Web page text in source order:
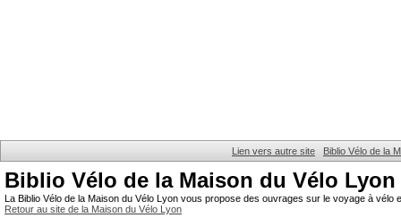
Lien vers autre site Biblio Vélo de la
Biblio Vélo de la Maison du Vélo Lyon
La Biblio Vélo de la Maison du Vélo Lyon vous propose des ouvrages sur le voyage à
Retour au site de la Maison du Vélo Lyon